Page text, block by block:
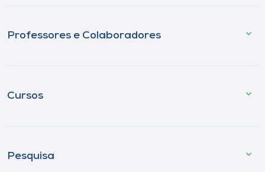
Professores e Colaboradores
Cursos
Pesquisa